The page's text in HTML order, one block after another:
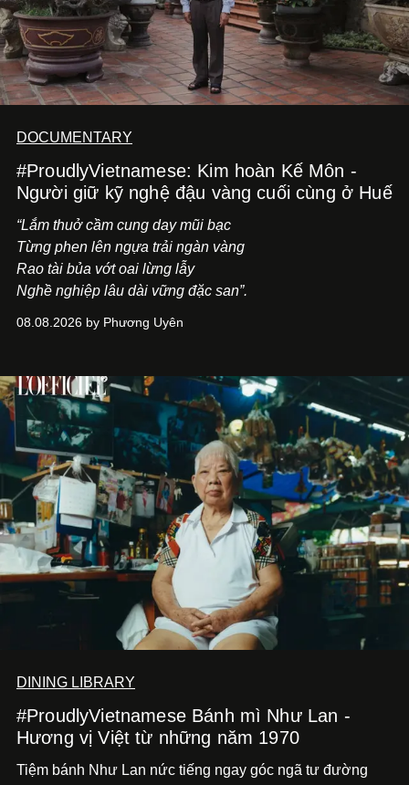
DOCUMENTARY
#ProudlyVietnamese: Kim hoàn Kế Môn -
Người giữ kỹ nghệ đậu vàng cuối cùng ở Huế
“Lắm thuở cầm cung day mũi bạc
Từng phen lên ngựa trải ngàn vàng
Rao tài bủa vớt oai lừng lẫy
Nghề nghiệp lâu dài vững đặc san”.
08.08.2026 by Phương Uyên
DINING LIBRARY
#ProudlyVietnamese Bánh mì Như Lan -
Hương vị Việt từ những năm 1970
Tiệm bánh Như Lan nức tiếng ngay góc ngã tư đường